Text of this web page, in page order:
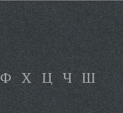
Ф Х Ц Ч Ш